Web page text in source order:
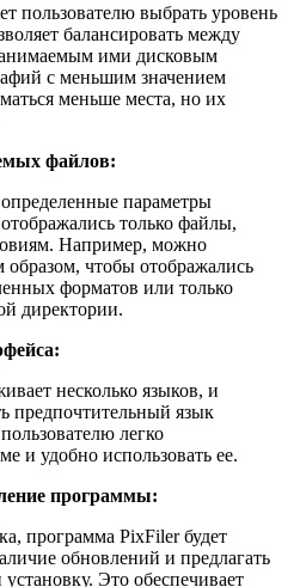
пользователю выбрать уровень
балансировать между
ими дисковым
с меньшим значением
меньше места, но их
файлов:
параметры
только файлы,
Например, можно
образом, чтобы отображались
форматов или только
директории.
несколько языков, и
предпочтительный язык
легко
и удобно использовать ее.
программы:
программа PixFiler будет
обновлений и предлагать
Это обеспечивает